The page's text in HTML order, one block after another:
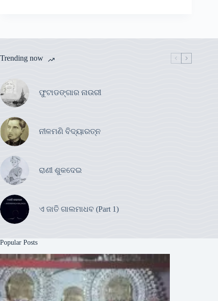
Trending now
ଫୁଟାଡଙ୍ଗାର ନାଉରୀ
ନୀଳମଣି ବିଦ୍ୟାରତ୍ନ
ରାଣୀ ଶୁକଦେଇ
ଏ ଜାତି ଗାଲମାଧବ (Part 1)
Popular Posts